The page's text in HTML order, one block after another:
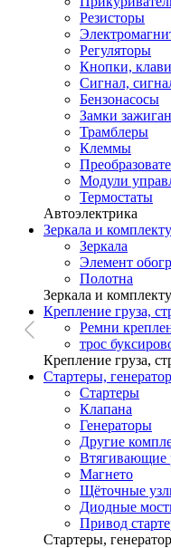
Резисторы
Регуляторы
Кнопки,
Сигнал,
Бензонасосы
Замки
Трамблеры
Клеммы
Модули
Термостаты
Автоэлектрика
Зеркала и
Зеркала
Элемент
Полотна
Зеркала и
Крепление груза,
Ремни
трос
Крепление груза,
Стартеры,
Стартеры
Клапана
Генераторы
Другие
Втягивающие
Магнето
Щёточные
Диодные
Привод
Стартеры,